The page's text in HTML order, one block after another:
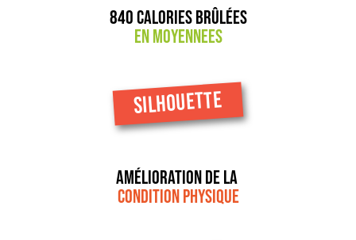
840 calories brûlées
en moyennees
SILHOUETTE
Amélioration de la
condition physique